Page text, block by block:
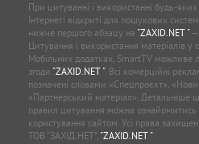
При цитуванні і використанні будь-яких
Інтернеті відкриті для пошукових
нижче першого абзацу на "ZAXID.NET "—
Цитування і використання матеріалів
Мобільних додатках, SmartTV можливе
згоди "ZAXID.NET ". Всі комерційні
позначені словами «Спецпроєкт»,
«Партнерський матеріал». Детальніше
правил цитування можна ознайомитись
користування сайтом. Усі права
ТОВ “ЗАХІД.НЕТ”, "ZAXID.NET ".